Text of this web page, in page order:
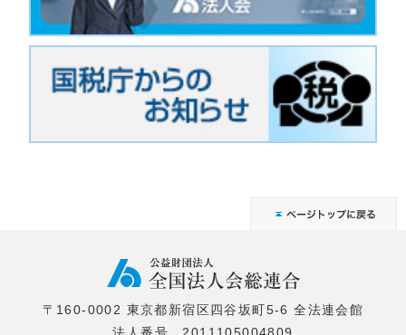
〒160-0002 東京都新宿区四谷坂町5-6 全法連会館